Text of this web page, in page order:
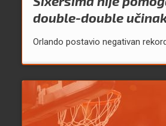
double-double
Orlando postavio negativan